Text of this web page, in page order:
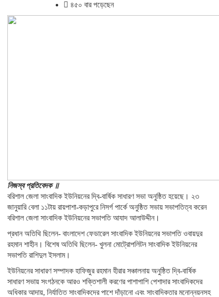
৪৫০ বার পড়েছেন
নিজস্ব প্রতিবেদক ॥
বরিশাল জেলা সাংবাদিক ইউনিয়নের দ্বি-বার্ষিক সাধারণ সভা অনুষ্ঠিত হয়েছে। ২৩
জানুয়ারি বেলা ১১টায় রায়পাশা-কড়াপুরে নিসর্গ পার্কে অনুষ্ঠিত সভায় সভাপতিত্ব করেন
বরিশাল জেলা সাংবাদিক ইউনিয়নের সভাপতি আযাদ আলাউদ্দীন।
প্রধান অতিথি ছিলেন- বাংলাদেশ ফেডারেল সাংবাদিক ইউনিয়নের সভাপতি ওবায়দুর
রহমান শাহীন। বিশেষ অতিথি ছিলেন- খুলনা মোট্রোপলিটন সাংবাদিক ইউনিয়নের
সভাপতি রাশিদুল ইসলাম।
ইউনিয়নের সাধারণ সম্পাদক হাফিজুর রহমান হীরার সঞ্চালনায় অনুষ্ঠিত দ্বি-বার্ষিক
সাধারণ সভায় সংগঠনকে আরও শক্তিশালী করণের পাশাপাশি পেশাদার সাংবাদিকদের
অধিকার আদায়, নির্যাতিত সাংবাদিকদের পাশে দাঁড়ানো এবং সাংবাদিকতার মনোন্নয়নসহ